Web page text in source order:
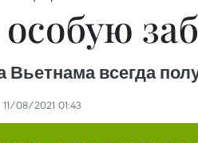
всегда
11/08/2021 01:43